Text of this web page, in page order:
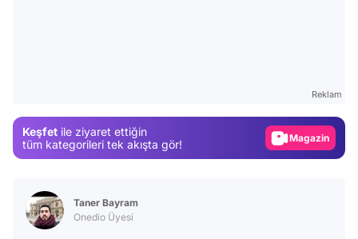
Reklam
Keşfet ile ziyaret ettiğin
tüm kategorileri tek akışta gör!
Video
Taner Bayram
Onedio Üyesi